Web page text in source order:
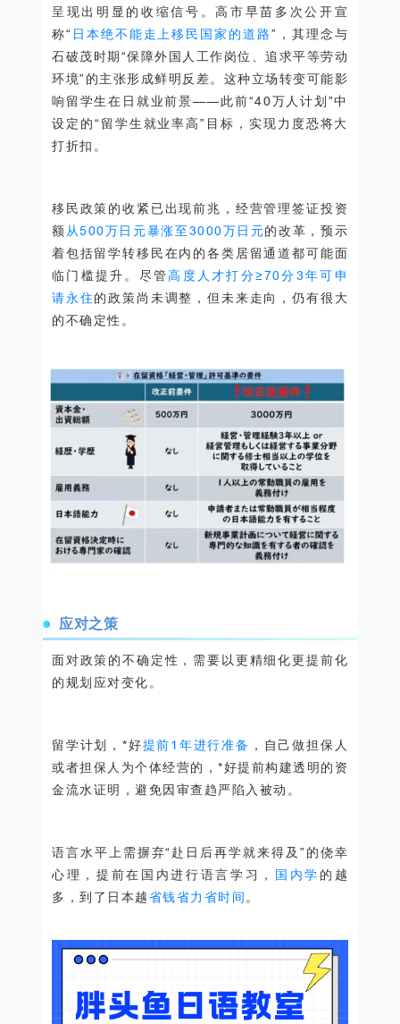
呈现出明显的收缩信号。高市早苗多次公开宣
称“ 日本绝不能走上移民国家的道路”，其理念与
石破茂时期“保障外国人工作岗位、追求平等劳动
环境”的主张形成鲜明反差。这种立场转变可能影
响留学生在日就业前景——此前“40万人计划”中
设定的“留学生就业率高”目标，实现力度恐将大
打折扣。
移民政策的收紧已出现前兆，经营管理签证投资
额 从500万日元暴涨至3000万日元的改革，预示
着包括留学转移民在内的各类居留通道都可能面
临门槛提升。尽管高度人才打分≥70分3年可申
请永住的政策尚未调整，但未来走向，仍有很大
的不确定性。
应对之策
面对政策的不确定性，需要以更精细化更提前化
的规划应对变化。
留学计划，*好提前1年进行准备 ，自己做担保人
或者担保人为个体经营的，*好提前构建透明的资
金流水证明，避免因审查趋严陷入被动。
语言水平上需摒弃“赴日后再学就来得及”的侥幸
心理，提前在国内进行语言学习， 国内学 的越
多，到了日本越省钱省力省时间 。